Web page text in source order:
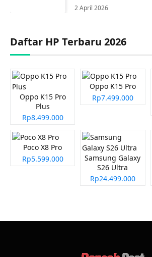
2 April 2026
Daftar HP Terbaru 2026
Oppo K15 Pro
Plus
Rp8.499.000
Oppo K15 Pro
Rp7.499.000
Poco X8 Pro
Rp5.599.000
Samsung Galaxy
S26 Ultra
Rp24.499.000